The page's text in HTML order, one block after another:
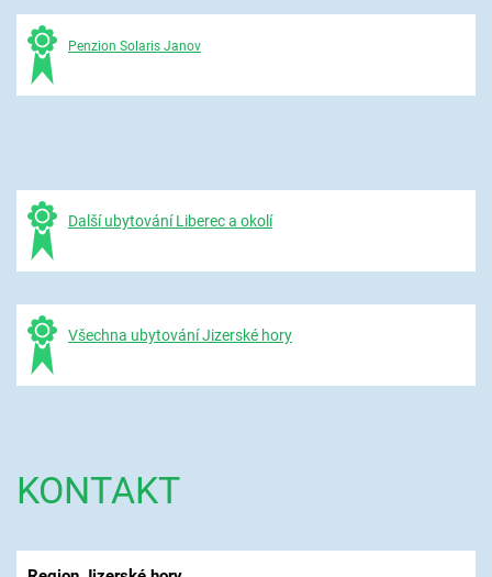
Penzion Solaris Janov
Další ubytování Liberec a okolí
Všechna ubytování Jizerské hory
KONTAKT